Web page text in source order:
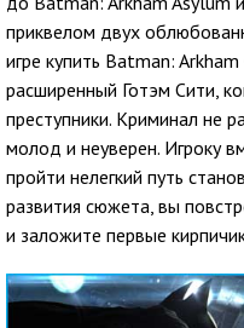
приквелом двух
игре купить Batman:
расширенный Готэм Сити,
преступники. Криминал не
молод и неуверен. Игроку
пройти нелегкий путь
развития сюжета, вы
и заложите первые